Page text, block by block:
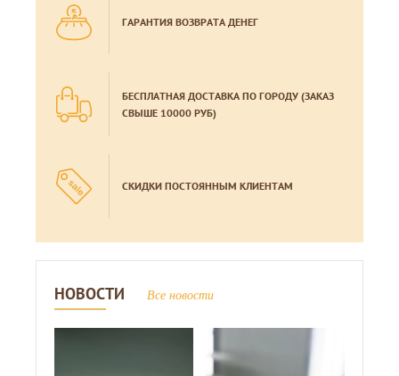
ГАРАНТИЯ ВОЗВРАТА ДЕНЕГ
БЕСПЛАТНАЯ ДОСТАВКА ПО ГОРОДУ (ЗАКАЗ
СВЫШЕ 10000 РУБ)
СКИДКИ ПОСТОЯННЫМ КЛИЕНТАМ
НОВОСТИ Все новости